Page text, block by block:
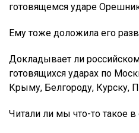
готовящемся ударе
Ему тоже доложила его
Докладывает ли
готовящихся ударах по
Крыму, Белгороду, Курску,
Читали ли мы что-то такое